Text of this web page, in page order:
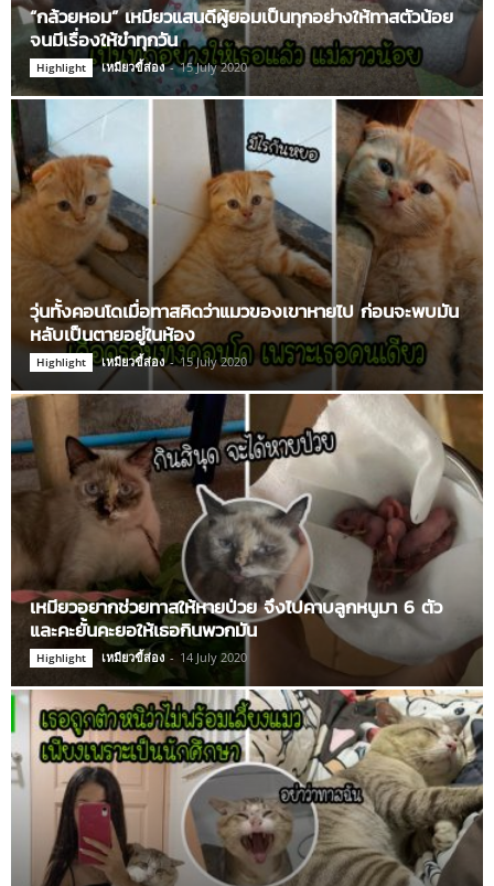
“กล้วยหอม” เหมียวแสนดีผู้ยอมเป็นทุกอย่างให้ทาสตัวน้อย
จนมีเรื่องให้ขำทุกวัน
Highlight เหมียวขี้ส่อง - 15 July 2020
วุ่นทั้งคอนโดเมื่อทาสคิดว่าแมวของเขาหายไป ก่อนจะพบมัน
หลับเป็นตายอยู่ในห้อง
Highlight เหมียวขี้ส่อง - 15 July 2020
เหมียวอยากช่วยทาสให้หายป่วย จึงไปคาบลูกหนูมา 6 ตัว
และคะยั้นคะยอให้เธอกินพวกมัน
Highlight เหมียวขี้ส่อง - 14 July 2020